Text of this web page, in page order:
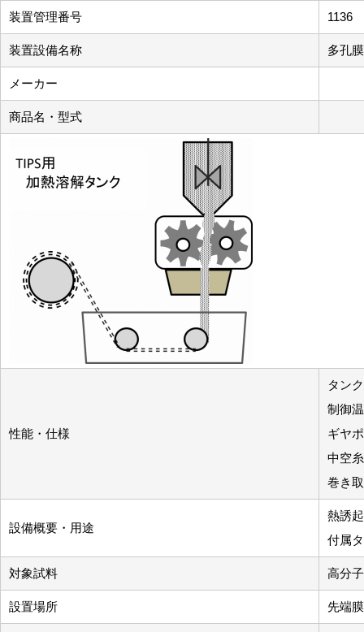
装置管理番号 1136
装置設備名称 多孔
メーカー
商品名・型式
性能・仕様
タン
制御
ギヤ
中空
巻き
設備概要・用途
熱誘
付属
対象試料 高分
設置場所 先端